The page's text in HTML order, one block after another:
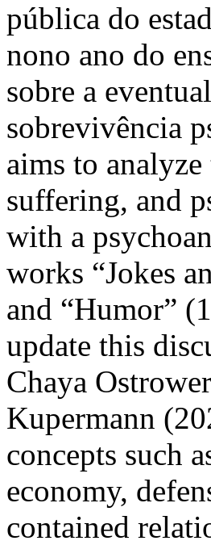
pública do
nono ano do
sobre a
sobrevivência
aims to
suffering, and
with a
works “Jokes
and “Humor”
update this
Chaya
Kupermann
concepts such
economy,
contained